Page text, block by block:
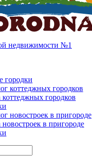
недвижимости №1
городки
коттеджных городков
коттеджных городков
новостроек в пригороде
новостроек в пригороде